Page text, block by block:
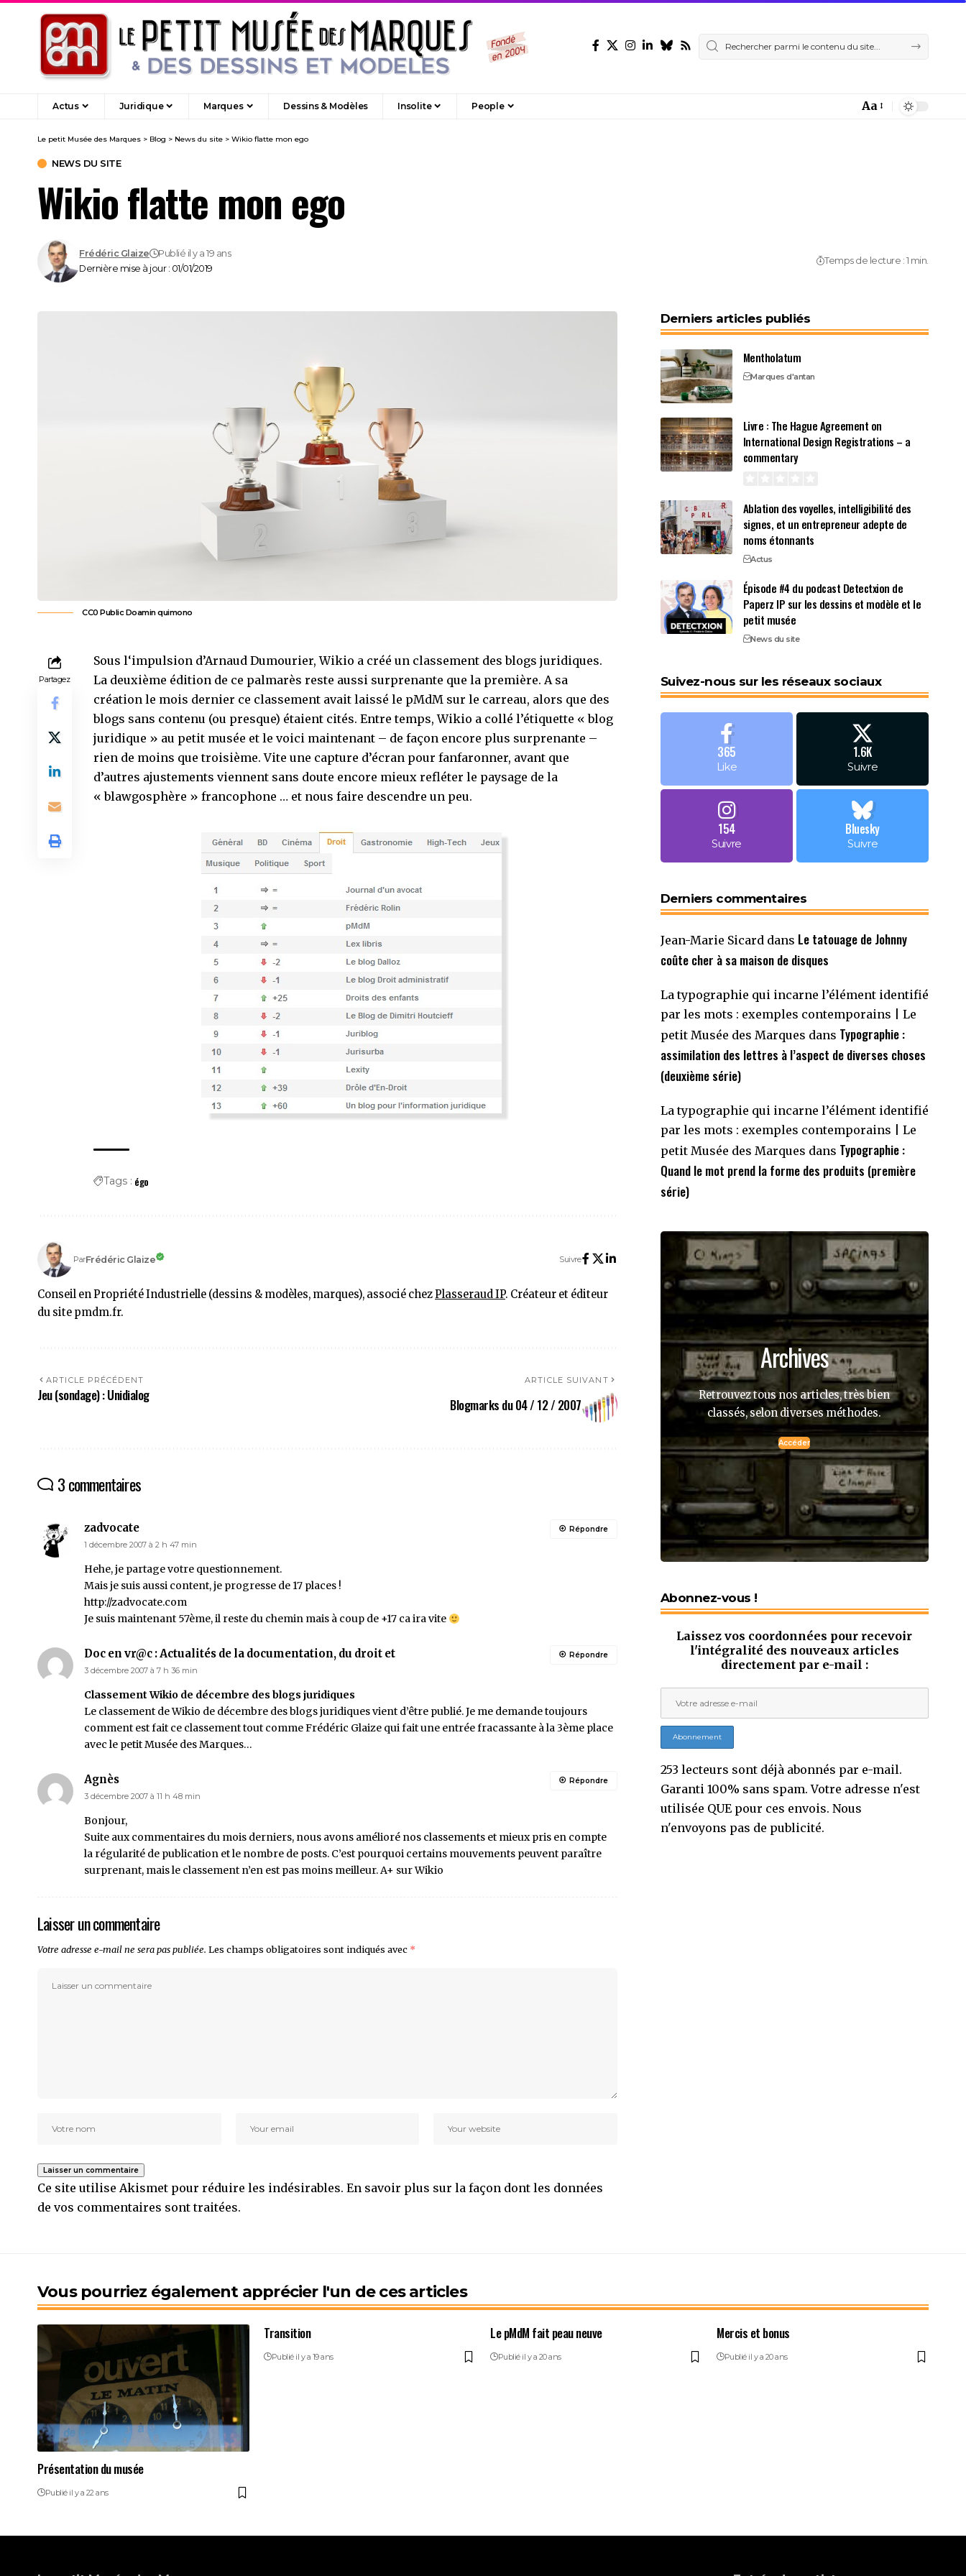
Actus Juridique Marques Dessins & Modèles Insolite People
Font
Aa
Le petit Musée des Marques > Blog > News du site > Wikio flatte mon ego
NEWS DU SITE
Wikio flatte mon ego
Dernière mise à jour : 01/01/2019
Frédéric Glaize Publié il y a 19 ans
Temps de lecture : 1 min.
CC0 Public Doaminquimono
Partagez
Sous l‘impulsion d’Arnaud Dumourier, Wikio a créé un classement des blogs juridiques.
La deuxième édition de ce palmarès reste aussi surprenante que la première. A sa
création le mois dernier ce classement avait laissé le pMdM sur le carreau, alors que des
blogs sans contenu (ou presque) étaient cités. Entre temps, Wikio a collé l’étiquette « blog
juridique » au petit musée et le voici maintenant – de façon encore plus surprenante –
rien de moins que troisième. Vite une capture d’écran pour fanfaronner, avant que
d’autres ajustements viennent sans doute encore mieux refléter le paysage de la
« blawgosphère » francophone … et nous faire descendre un peu.
Tags : égo
ParFrédéric Glaize Suivre
Conseil en Propriété Industrielle (dessins & modèles, marques), associé chezPlasseraud IP. Créateur et éditeur
du site pmdm.fr.
ARTICLE PRÉCÉDENT
Jeu (sondage) : Unidialog
ARTICLE SUIVANT
Blogmarks du 04 / 12 / 2007
3 commentaires
zadvocate
1 décembre 2007 à 2 h 47 min
Hehe, je partage votre questionnement.
Mais je suis aussi content, je progresse de 17 places !
http://zadvocate.com
Je suis maintenant 57ème, il reste du chemin mais à coup de +17 ca ira vite
Répondre
Doc en vr@c : Actualités de la documentation, du droit et
3 décembre 2007 à 7 h 36 min
Classement Wikio de décembre des blogs juridiques
Le classement de Wikio de décembre des blogs juridiques vient d’être publié. Je me demande toujours
comment est fait ce classement tout comme Frédéric Glaize qui fait une entrée fracassante à la 3ème place
avec le petit Musée des Marques…
Répondre
Agnès
3 décembre 2007 à 11 h 48 min
Bonjour,
Suite aux commentaires du mois derniers, nous avons amélioré nos classements et mieux pris en compte
la régularité de publication et le nombre de posts. C’est pourquoi certains mouvements peuvent paraître
surprenant, mais le classement n’en est pas moins meilleur. A+ sur Wikio
Répondre
Laisser un commentaire
Votre adresse e-mail ne sera pas publiée. Les champs obligatoires sont indiqués avec *
Ce site utilise Akismet pour réduire les indésirables. En savoir plus sur la façon dont les données
de vos commentaires sont traitées.
Derniers articles publiés
Mentholatum
Marques d'antan
Livre : The Hague Agreement on
International Design Registrations – a
commentary
Ablation des voyelles, intelligibilité des
signes, et un entrepreneur adepte de
noms étonnants
Actus
Épisode #4 du podcast Detectxion de
Paperz IP sur les dessins et modèle et le
petit musée
News du site
Suivez-nous sur les réseaux sociaux
365
Like
1.6K
Suivre
154
Suivre
Bluesky
Suivre
Derniers commentaires
Jean-Marie Sicard dans Le tatouage de Johnny
coûte cher à sa maison de disques
La typographie qui incarne l’élément identifié
par les mots : exemples contemporains | Le
petit Musée des Marques dans Typographie :
assimilation des lettres à l’aspect de diverses choses
(deuxième série)
La typographie qui incarne l’élément identifié
par les mots : exemples contemporains | Le
petit Musée des Marques dans Typographie :
Quand le mot prend la forme des produits (première
série)
Archives
Retrouvez tous nos articles, très bien
classés, selon diverses méthodes.
Accéder
Abonnez-vous !
Laissez vos coordonnées pour recevoir
l'intégralité des nouveaux articles
directement par e-mail :
253 lecteurs sont déjà abonnés par e-mail.
Garanti 100% sans spam. Votre adresse n'est
utilisée QUE pour ces envois. Nous
n'envoyons pas de publicité.
Vous pourriez également apprécier l'un de ces articles
Présentation du musée
Publié il y a 22 ans
Transition
Publié il y a 19 ans
Le pMdM fait peau neuve
Publié il y a 20 ans
Mercis et bonus
Publié il y a 20 ans